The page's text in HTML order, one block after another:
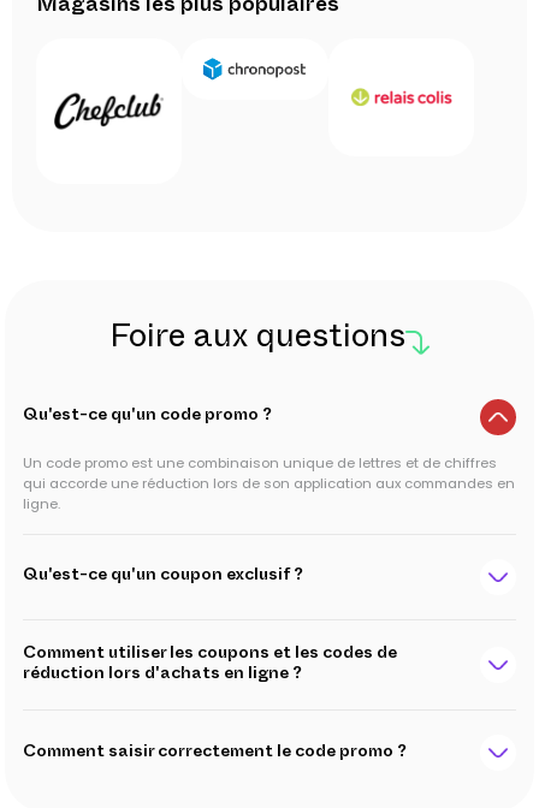
Magasins les plus populaires
Foire aux questions
Qu'est-ce qu'un code promo ?
Un code promo est une combinaison unique de lettres et de chiffres
qui accorde une réduction lors de son application aux commandes en
ligne.
Qu'est-ce qu'un coupon exclusif ?
Comment utiliser les coupons et les codes de
réduction lors d'achats en ligne ?
Comment saisir correctement le code promo ?